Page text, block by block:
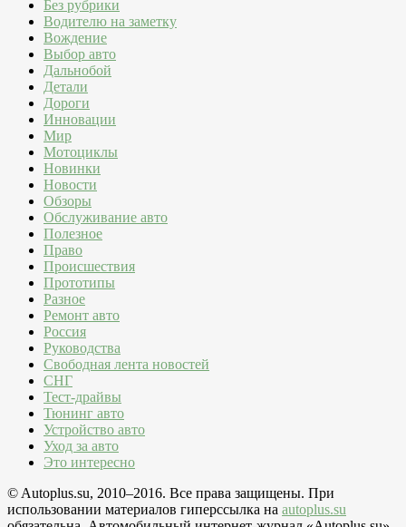
Без рубрики
Водителю на заметку
Вождение
Выбор авто
Дальнобой
Детали
Дороги
Инновации
Мир
Мотоциклы
Новинки
Новости
Обзоры
Обслуживание авто
Полезное
Право
Происшествия
Прототипы
Разное
Ремонт авто
Россия
Руководства
Свободная лента новостей
СНГ
Тест-драйвы
Тюнинг авто
Устройство авто
Уход за авто
Это интересно
© Autoplus.su, 2010–2016. Все права защищены. При
использовании материалов гиперссылка на autoplus.su